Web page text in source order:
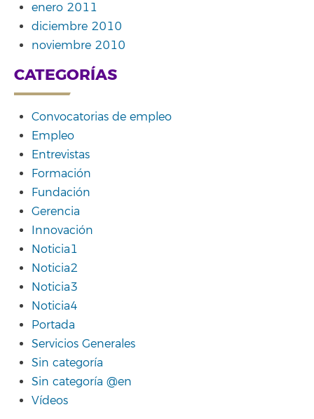
enero 2011
diciembre 2010
noviembre 2010
CATEGORÍAS
Convocatorias de empleo
Empleo
Entrevistas
Formación
Fundación
Gerencia
Innovación
Noticia1
Noticia2
Noticia3
Noticia4
Portada
Servicios Generales
Sin categoría
Sin categoría @en
Vídeos